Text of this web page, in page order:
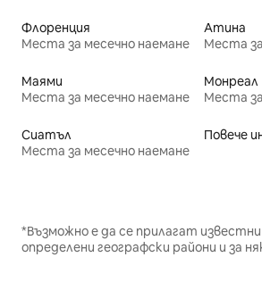
Флоренция
Места за месечно наемане
Атина
Места
Маями
Места за месечно наемане
Монреал
Места
Сиатъл
Места за месечно наемане
Повече
*Възможно е да се прилагат
определени географски райони и за